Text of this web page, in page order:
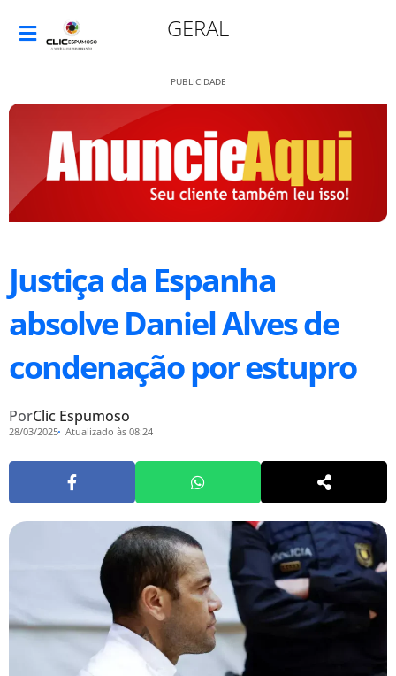
GERAL
PUBLICIDADE
Justiça da Espanha
absolve Daniel Alves de
condenação por estupro
PorClic Espumoso
28/03/2025 Atualizado às 08:24